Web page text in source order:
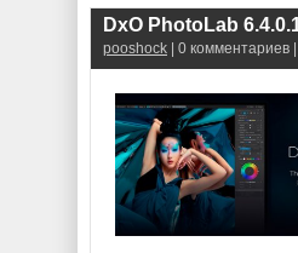
DxO PhotoLab
pooshock | 0 комментариев